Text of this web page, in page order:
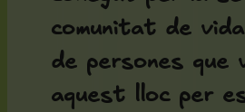
comunitat de vida
de persones que
aquest lloc per